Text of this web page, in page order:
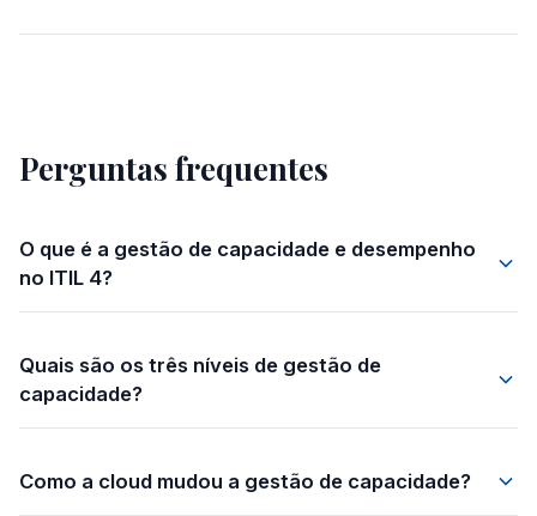
Perguntas frequentes
O que é a gestão de capacidade e desempenho
no ITIL 4?
Quais são os três níveis de gestão de
capacidade?
Como a cloud mudou a gestão de capacidade?